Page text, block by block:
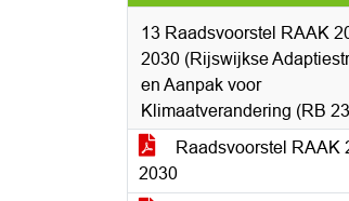
13 Raadsvoorstel RAAK
2030 (Rijswijkse
en Aanpak voor
Klimaatverandering (RB
Raadsvoorstel RAAK
2030